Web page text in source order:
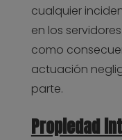
cualquier
en los
como
actuación
parte.
Propiedad